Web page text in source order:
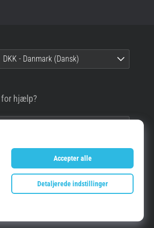
DKK - Danmark (Dansk)
for hjælp?